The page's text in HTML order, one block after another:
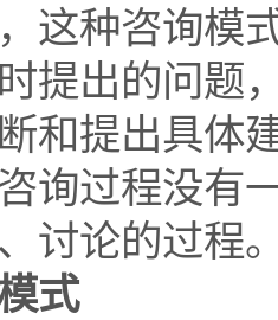
这种咨询模
提出的问题
和提出具体
询过程没有
讨论的过程
式